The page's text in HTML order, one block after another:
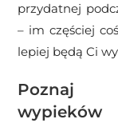
przydatnej
– im częściej
lepiej będą Ci
Poznaj
wypieków